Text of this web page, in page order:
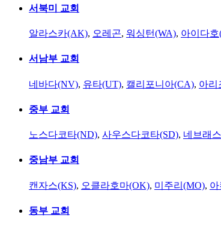
서북미 교회
알라스카(AK), 오레곤, 워싱턴(WA), 아이다
서남부 교회
네바다(NV), 유타(UT), 캘리포니아(CA), 아리
중부 교회
노스다코타(ND), 사우스다코타(SD), 네브래
중남부 교회
캔자스(KS), 오클라호마(OK), 미주리(MO),
동부 교회